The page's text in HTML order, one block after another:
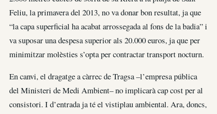
Feliu, la primavera del 2013, no va donar bon resultat, ja que
“la capa superficial ha acabat arrossegada al fons de la badia” i
va suposar una despesa superior als 20.000 euros, ja que per
minimitzar molèsties s’opta per contractar transport nocturn.
En canvi, el dragatge a càrrec de Tragsa –l’empresa pública
del Ministeri de Medi Ambient– no implicarà cap cost per al
consistori. I d’entrada ja té el vistiplau ambiental. Ara, doncs,